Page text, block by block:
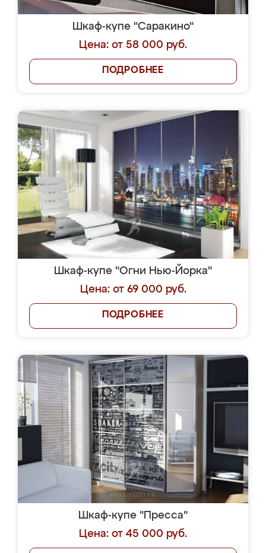
Шкаф-купе "Саракино"
Цена: от 58 000 руб.
ПОДРОБНЕЕ
Шкаф-купе "Огни Нью-Йорка"
Цена: от 69 000 руб.
ПОДРОБНЕЕ
Шкаф-купе "Пресса"
Цена: от 45 000 руб.